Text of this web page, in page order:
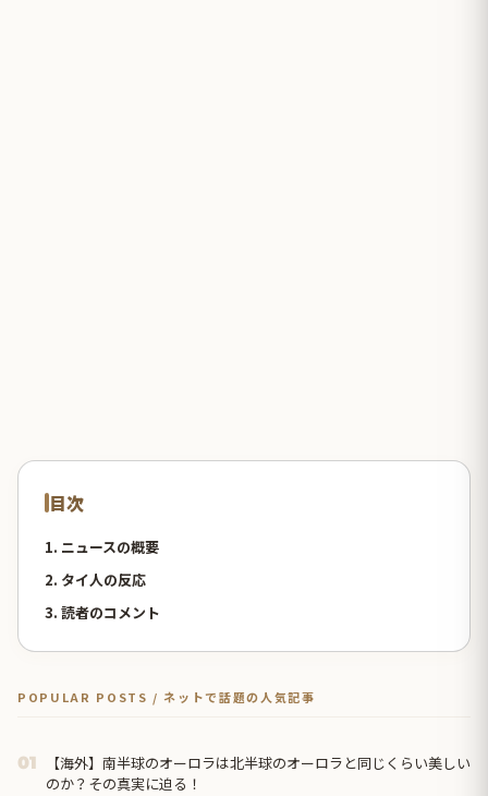
目次
1. ニュースの概要
2. タイ人の反応
3. 読者のコメント
POPULAR POSTS / ネットで話題の人気記事
01
【海外】南半球のオーロラは北半球のオーロラと同じくらい美しい
のか？その真実に迫る！